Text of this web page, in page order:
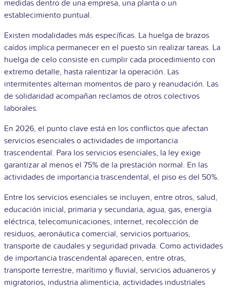
medidas dentro de una empresa, una planta o un
establecimiento puntual.
Existen modalidades más específicas. La huelga de brazos
caídos implica permanecer en el puesto sin realizar tareas. La
huelga de celo consiste en cumplir cada procedimiento con
extremo detalle, hasta ralentizar la operación. Las
intermitentes alternan momentos de paro y reanudación. Las
de solidaridad acompañan reclamos de otros colectivos
laborales.
En 2026, el punto clave está en los conflictos que afectan
servicios esenciales o actividades de importancia
trascendental. Para los servicios esenciales, la ley exige
garantizar al menos el 75% de la prestación normal. En las
actividades de importancia trascendental, el piso es del 50%.
Entre los servicios esenciales se incluyen, entre otros, salud,
educación inicial, primaria y secundaria, agua, gas, energía
eléctrica, telecomunicaciones, internet, recolección de
residuos, aeronáutica comercial, servicios portuarios,
transporte de caudales y seguridad privada. Como actividades
de importancia trascendental aparecen, entre otras,
transporte terrestre, marítimo y fluvial, servicios aduaneros y
migratorios, industria alimenticia, actividades industriales